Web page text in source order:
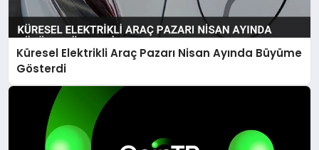
Küresel Elektrikli Araç Pazarı Nisan Ayında Büyüme
Gösterdi